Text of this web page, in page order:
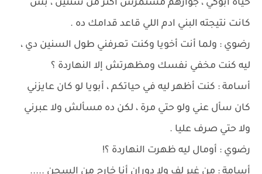
حياة أبوكي ، جوازهم مستمرش أكتر من سنتين ، بس
كانت نتيجته البني ادم اللي قاعد قدامك ده .
رضوي : ولما أنت أخويا وكنت تعرفني طول السنين دي ،
ليه كنت مخفي نفسك ومظهرتش إلا النهاردة ؟
أسامة : كنت أظهر ليه في حياتكم ، أبويا لو كان عايزني
كان سأل عني ولو حتي مرة ، لكن ده مسألش ولا عبرني
ولا حتي صرف عليا .
رضوي : أومال ليه ظهرت النهاردة ؟!
أسامة : من غير لف ولا دوران أنا خارج من السجن .....